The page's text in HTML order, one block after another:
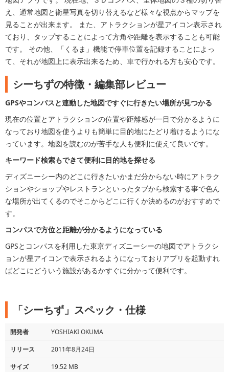
え、通常地図と衛星写真を切り替えるなど様々な視点からマップを
見ることが出来ます。 また、アトラクションが星アイコン表示され
ており、タップすることによって方角や距離を表示することも可能
です。 その他、「くるま」機能で停車位置を記録することによっ
て、それが地図上に表示出来るため、車で行かれる方も安心です。
シーちずの特徴・編集部レビュー
GPSやコンパスと連動した地図ですぐに行きたい場所が見つかる
現在の位置とアトラクションの位置や距離感が一目で分かるように
なっており地図を使うよりも簡単に目的地にたどり着けるようにな
っています。地図を読むのが苦手な人も便利に使えて良いです。
キーワード検索もできて便利に目的地を探せる
ディズニーシー内のどこに行きたいかまだ分からない時にアトラク
ションやショップやレストランといったタブから検索する事で色ん
な場所が出てくるのでそこからどこに行くか決めるのがおすすめで
す。
コンパスで方位と距離が分かるようになっている
GPSとコンパスを利用した東京ディズニーシーの地図でアトラクシ
ョンが星アイコンで表示されるようになっておりアプリを起動すれ
ばどこにどういう施設があるかすぐに分かって便利です。
「シーちず」スペック・仕様
開発者
YOSHIAKI OKUMA
リリース
2011年8月24日
サイズ
19.52 MB